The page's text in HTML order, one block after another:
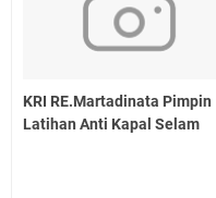
KRI RE.Martadinata Pimpin
Latihan Anti Kapal Selam